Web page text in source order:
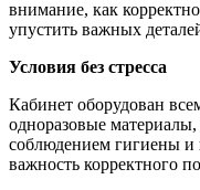
внимание, как
упустить важных
Условия без стресса
Кабинет оборудован
одноразовые
соблюдением гигиены
важность корректного